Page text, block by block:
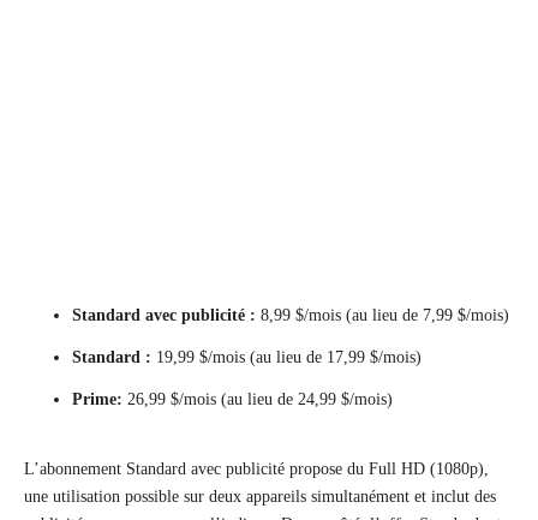
Standard avec publicité : 8,99 $/mois (au lieu de 7,99 $/mois)
Standard : 19,99 $/mois (au lieu de 17,99 $/mois)
Prime: 26,99 $/mois (au lieu de 24,99 $/mois)
L’abonnement Standard avec publicité propose du Full HD (1080p),
une utilisation possible sur deux appareils simultanément et inclut des